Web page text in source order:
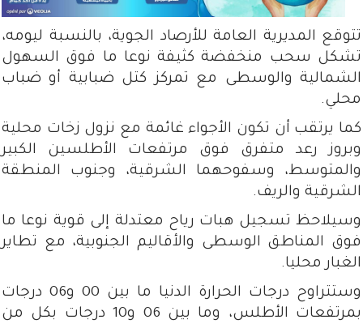
تتوقع المديرية العامة للأرصاد الجوية، بالنسبة ليومه،
تشكل سحب منخفضة كثيفة نوعا ما فوق السهول
الشمالية والوسطى مع تمركز كتل ضبابية أو ضباب
محلي.
كما يرتقب أن تكون الأجواء غائمة مع نزول زخات محلية
وبروز رعد متفرق فوق مرتفعات الأطلسين الكبير
والمتوسط، وسفوحهما الشرقية، وجنوب المنطقة
الشرقية والريف.
وسيلاحظ تسجيل هبات رياح معتدلة إلى قوية نوعا ما
فوق المناطق الوسطى والأقاليم الجنوبية، مع تطاير
الغبار محليا.
وستتراوح درجات الحرارة الدنيا ما بين 00 و06 درجات
بمرتفعات الأطلس، وما بين 06 و10 درجات بكل من